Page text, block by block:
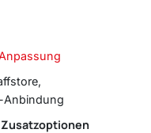
Anbindung